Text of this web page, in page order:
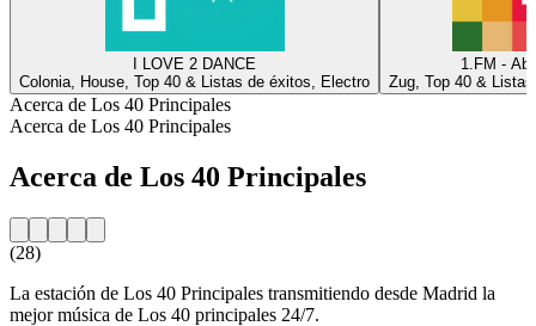
I LOVE 2 DANCE
Colonia, House, Top 40 & Listas de éxitos, Electro
1.FM -
Zug, Top 40 &
Acerca de Los 40 Principales
Acerca de Los 40 Principales
Acerca de Los 40 Principales
(28)
La estación de Los 40 Principales transmitiendo desde Madrid la
mejor música de Los 40 principales 24/7.